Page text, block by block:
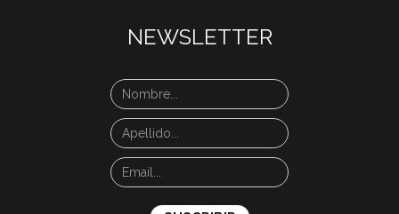
NEWSLETTER